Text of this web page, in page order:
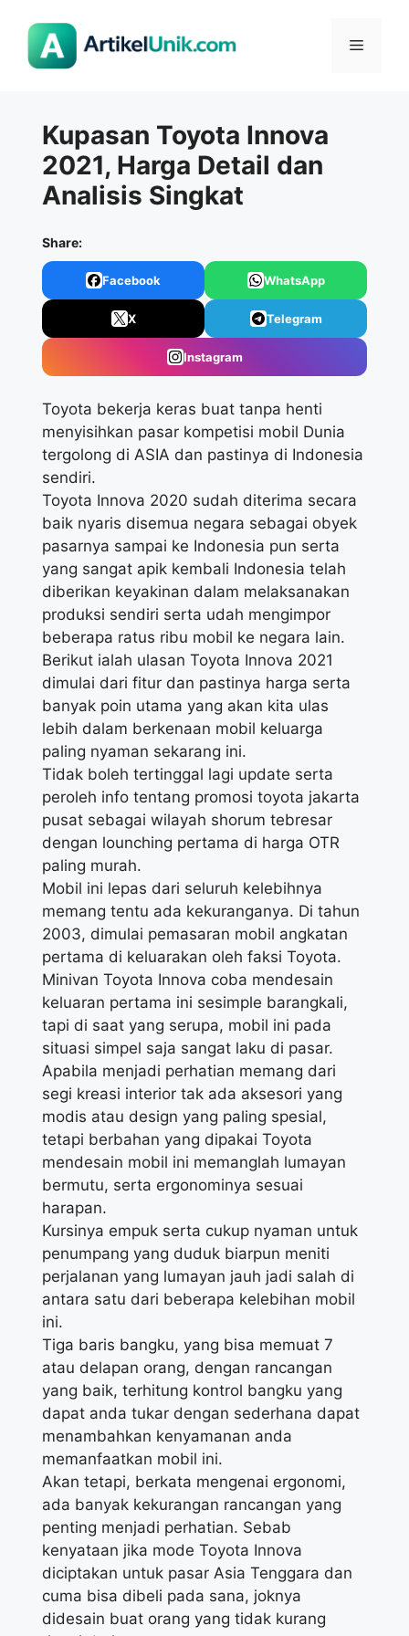
Menu
Kupasan Toyota Innova
2021, Harga Detail dan
Analisis Singkat
Share:
Facebook WhatsApp
X Telegram
Instagram
Toyota bekerja keras buat tanpa henti
menyisihkan pasar kompetisi mobil Dunia
tergolong di ASIA dan pastinya di Indonesia
sendiri.
Toyota Innova 2020 sudah diterima secara
baik nyaris disemua negara sebagai obyek
pasarnya sampai ke Indonesia pun serta
yang sangat apik kembali Indonesia telah
diberikan keyakinan dalam melaksanakan
produksi sendiri serta udah mengimpor
beberapa ratus ribu mobil ke negara lain.
Berikut ialah ulasan Toyota Innova 2021
dimulai dari fitur dan pastinya harga serta
banyak poin utama yang akan kita ulas
lebih dalam berkenaan mobil keluarga
paling nyaman sekarang ini.
Tidak boleh tertinggal lagi update serta
peroleh info tentang promosi toyota jakarta
pusat sebagai wilayah shorum tebresar
dengan lounching pertama di harga OTR
paling murah.
Mobil ini lepas dari seluruh kelebihnya
memang tentu ada kekuranganya. Di tahun
2003, dimulai pemasaran mobil angkatan
pertama di keluarakan oleh faksi Toyota.
Minivan Toyota Innova coba mendesain
keluaran pertama ini sesimple barangkali,
tapi di saat yang serupa, mobil ini pada
situasi simpel saja sangat laku di pasar.
Apabila menjadi perhatian memang dari
segi kreasi interior tak ada aksesori yang
modis atau design yang paling spesial,
tetapi berbahan yang dipakai Toyota
mendesain mobil ini memanglah lumayan
bermutu, serta ergonominya sesuai
harapan.
Kursinya empuk serta cukup nyaman untuk
penumpang yang duduk biarpun meniti
perjalanan yang lumayan jauh jadi salah di
antara satu dari beberapa kelebihan mobil
ini.
Tiga baris bangku, yang bisa memuat 7
atau delapan orang, dengan rancangan
yang baik, terhitung kontrol bangku yang
dapat anda tukar dengan sederhana dapat
menambahkan kenyamanan anda
memanfaatkan mobil ini.
Akan tetapi, berkata mengenai ergonomi,
ada banyak kekurangan rancangan yang
penting menjadi perhatian. Sebab
kenyataan jika mode Toyota Innova
diciptakan untuk pasar Asia Tenggara dan
cuma bisa dibeli pada sana, joknya
didesain buat orang yang tidak kurang